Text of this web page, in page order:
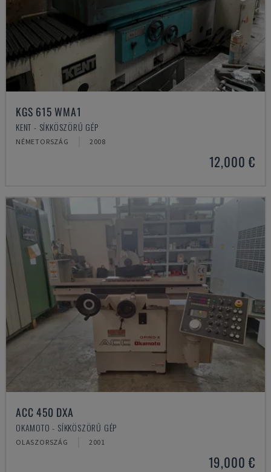
KGS 615 WMA1
KENT - SÍKKÖSZÖRŰ GÉP
NÉMETORSZÁG 2008
12,000 €
ACC 450 DXA
OKAMOTO - SÍKKÖSZÖRŰ GÉP
OLASZORSZÁG 2001
19,000 €